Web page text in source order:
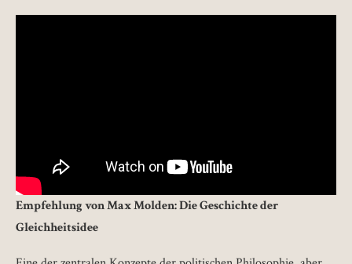
Empfehlung von Max Molden: Die Geschichte der
Gleichheitsidee